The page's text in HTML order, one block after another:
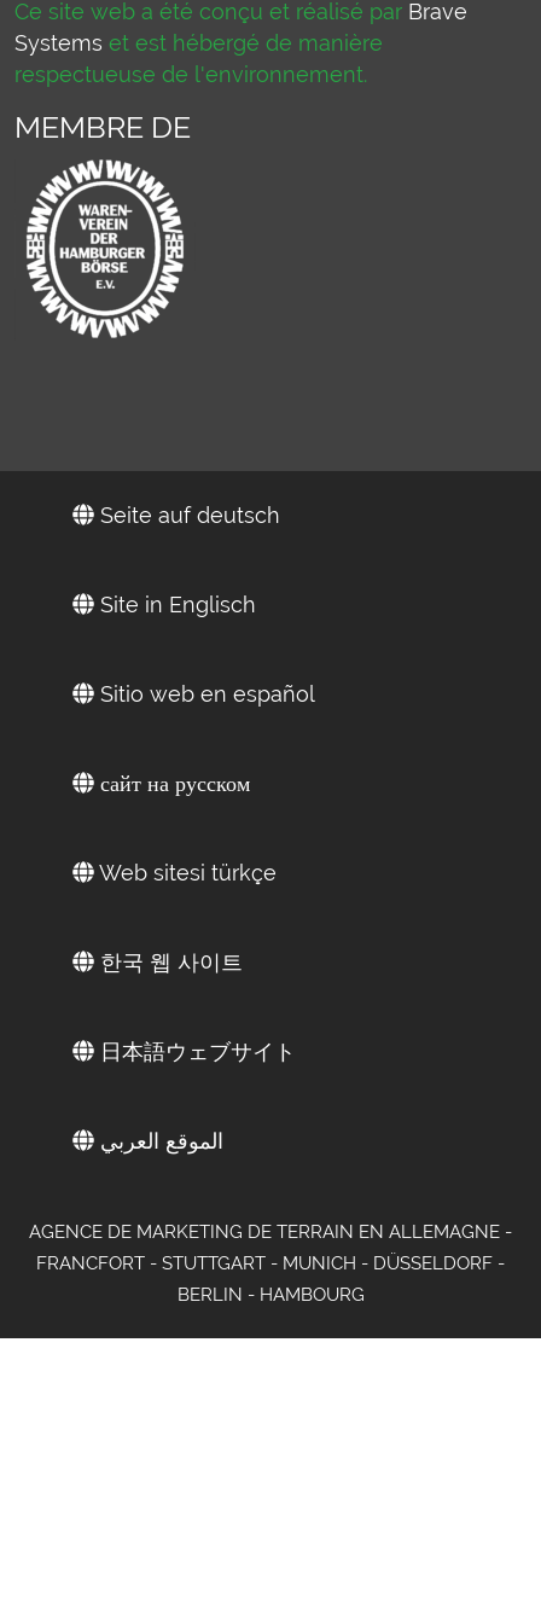
Ce site web a été conçu et réalisé par Brave
Systems et est hébergé de manière
respectueuse de l'environnement.
MEMBRE DE
Seite auf deutsch
Site in Englisch
Sitio web en español
сайт на русском
Web sitesi türkçe
한국 웹 사이트
日本語ウェブサイト
الموقع العربي
AGENCE DE MARKETING DE TERRAIN EN ALLEMAGNE -
FRANCFORT - STUTTGART - MUNICH - DÜSSELDORF -
BERLIN - HAMBOURG